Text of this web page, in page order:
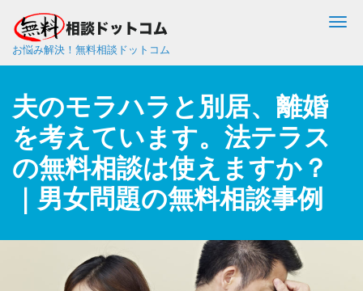
お悩み解決！無料相談ドットコム
夫のモラハラと別居、離婚
を考えています。法テラス
の無料相談は使えますか？
｜男女問題の無料相談事例